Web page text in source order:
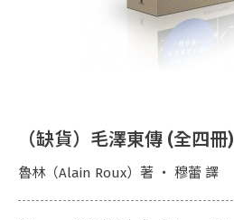
（缺貨）毛澤東傳 (全四冊)
魯林（Alain Roux）著 ‧ 穆蕾 譯